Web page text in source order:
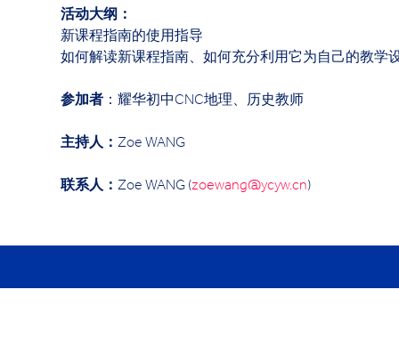
活动大纲：
新课程指南的使用指导
如何解读新课程指南、如何充分利用它为自己的教学
参加者 ：耀华初中CNC地理、历史教师
主持人：Zoe WANG
联系人：Zoe WANG (zoewang@ycyw.cn)